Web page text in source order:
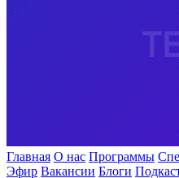
Главная О нас Программы
Эфир Вакансии Блоги